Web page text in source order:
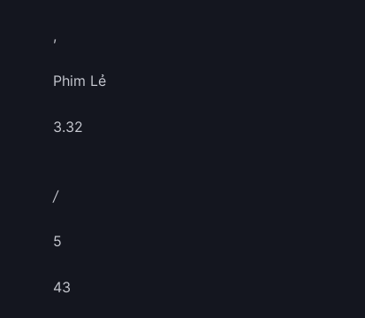
,
Phim Lẻ
3.32
/
5
43